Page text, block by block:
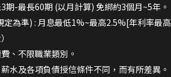
期-最長60期 (以月計算) 免綁約3個月~5年。
定為準) : 月息最低1%~最高2.5%[年利率最
、不限職業類別。
水及各項負債授信條件不同，而有所差異。